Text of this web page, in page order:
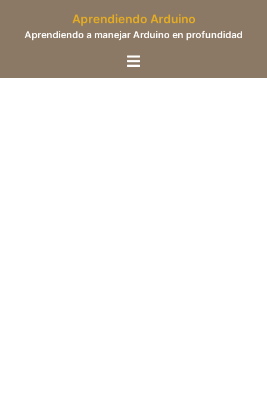
contenido
Aprendiendo Arduino
Aprendiendo a manejar Arduino en profundidad
Alternar